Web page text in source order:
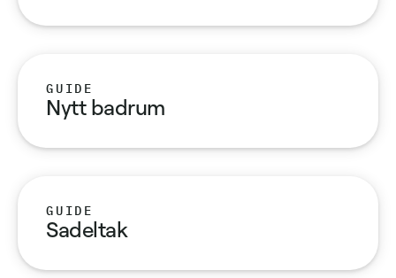
GUIDE
Nytt badrum
GUIDE
Sadeltak